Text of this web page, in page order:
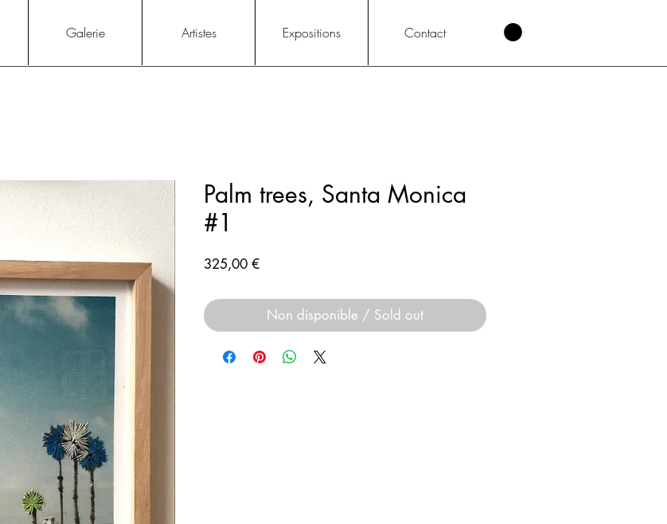
Galerie Artistes Expositions Contact
Palm trees, Santa Monica
#1
325,00 €Prix
Non disponible / Sold out